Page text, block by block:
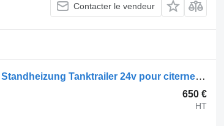
Contacter le vendeur
Webasto Standheizung Tanktrailer 24v Webasto Standheizung Tanktrailer 24v pour citerne Van Hool Tankauflieger / Tanktrailer
650 €
HT